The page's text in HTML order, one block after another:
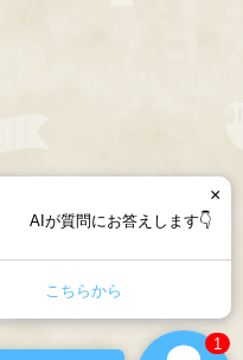
AIが質問にお答えします👇
こちらから
×
1